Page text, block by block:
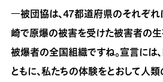
―被団協は、47都道府県のそれぞれ
崎で原爆の被害を受けた被害者の生
被爆者の全国組織ですね。宣言には
ともに、私たちの体験をとおして人